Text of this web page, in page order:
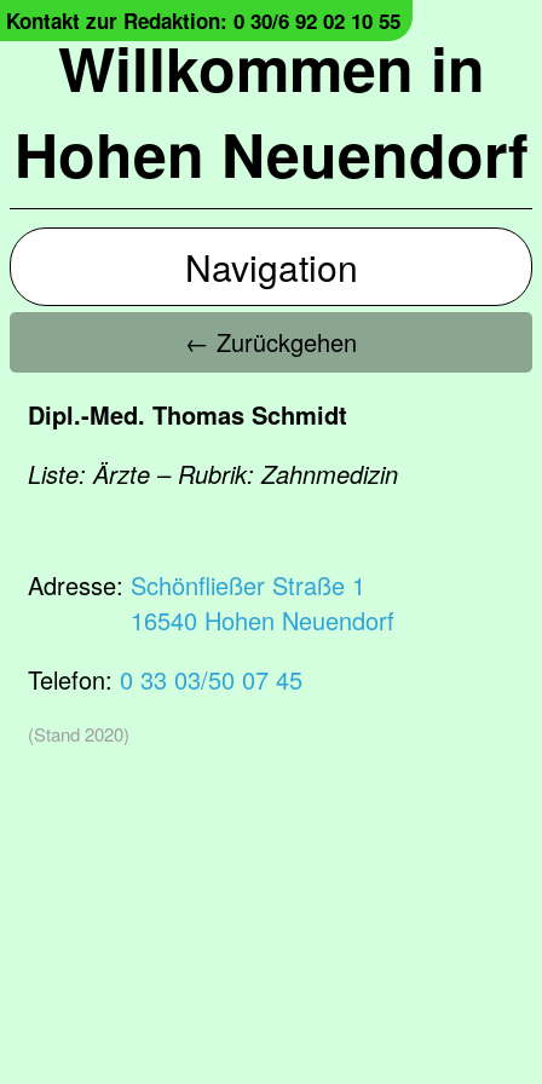
Willkommen in
Hohen Neuendorf
Kontakt zur Redaktion: 0 30/6 92 02 10 55
Navigation
← Zurückgehen
Dipl.-Med. Thomas Schmidt
Liste: Ärzte – Rubrik: Zahnmedizin
Adresse: Schönfließer Straße 1
16540 Hohen Neuendorf
Telefon: 0 33 03/50 07 45
(Stand 2020)